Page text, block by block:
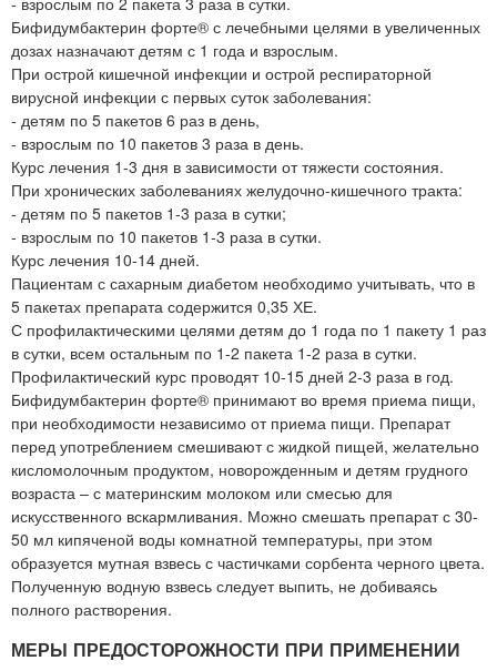
Бифидумбактерин форте® с лечебными целями в увеличенных
дозах назначают детям с 1 года и взрослым.
При острой кишечной инфекции и острой респираторной
вирусной инфекции с первых суток заболевания:
- детям по 5 пакетов 6 раз в день,
- взрослым по 10 пакетов 3 раза в день.
Курс лечения 1-3 дня в зависимости от тяжести состояния.
При хронических заболеваниях желудочно-кишечного тракта:
- детям по 5 пакетов 1-3 раза в сутки;
- взрослым по 10 пакетов 1-3 раза в сутки.
Курс лечения 10-14 дней.
Пациентам с сахарным диабетом необходимо учитывать, что в
5 пакетах препарата содержится 0,35 ХЕ.
С профилактическими целями детям до 1 года по 1 пакету 1 раз
в сутки, всем остальным по 1-2 пакета 1-2 раза в сутки.
Профилактический курс проводят 10-15 дней 2-3 раза в год.
Бифидумбактерин форте® принимают во время приема пищи,
при необходимости независимо от приема пищи. Препарат
перед употреблением смешивают с жидкой пищей, желательно
кисломолочным продуктом, новорожденным и детям грудного
возраста – с материнским молоком или смесью для
искусственного вскармливания. Можно смешать препарат с 30-
50 мл кипяченой воды комнатной температуры, при этом
образуется мутная взвесь с частичками сорбента черного цвета.
Полученную водную взвесь следует выпить, не добиваясь
полного растворения.
МЕРЫ ПРЕДОСТОРОЖНОСТИ ПРИ ПРИМЕНЕНИИ